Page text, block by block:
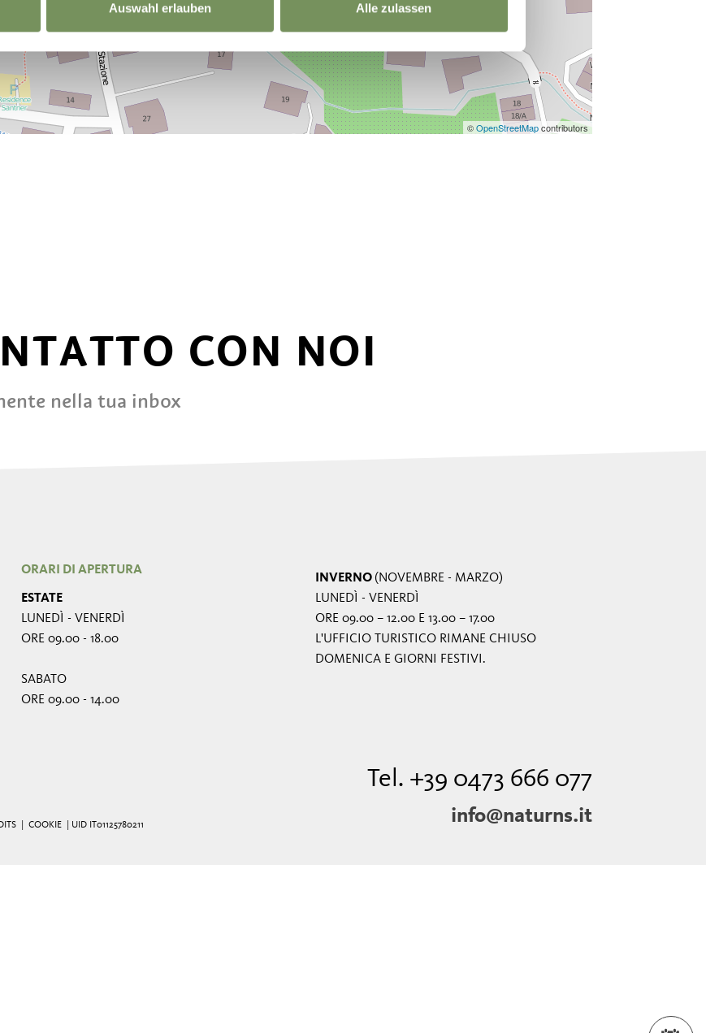
Auswahl erlauben Alle zulassen
©OpenStreetMapcontributors
CON NOI
nella tua inbox
ORARI DI APERTURA
ESTATE
LUNEDÌ - VENERDÌ
ORE 09.00 - 18.00
SABATO
ORE 09.00 - 14.00
INVERNO(NOVEMBRE - MARZO)
LUNEDÌ - VENERDÌ
ORE 09.00 – 12.00 E 13.00 – 17.00
L'UFFICIO TURISTICO RIMANE CHIUSO
DOMENICA E GIORNI FESTIVI.
Tel. +39 0473 666 077
info@naturns.it
COOKIE | UID IT01125780211